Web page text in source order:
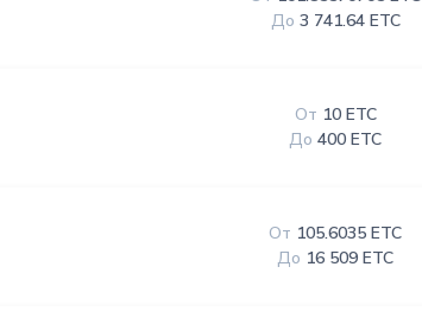
До 3 741.64 ETC
От 10 ETC
До 400 ETC
От 105.6035 ETC
До 16 509 ETC